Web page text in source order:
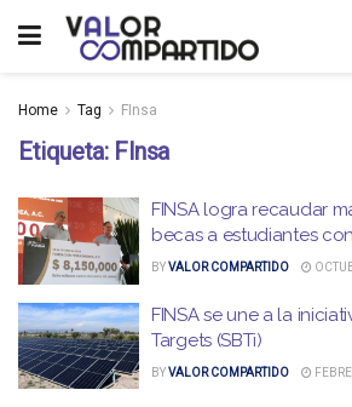
Home Tag FInsa
Etiqueta: FInsa
FINSA logra recaudar
becas a estudiantes
BYVALOR COMPARTIDO
FINSA se une a la
Targets (SBTi)
BYVALOR COMPARTIDO